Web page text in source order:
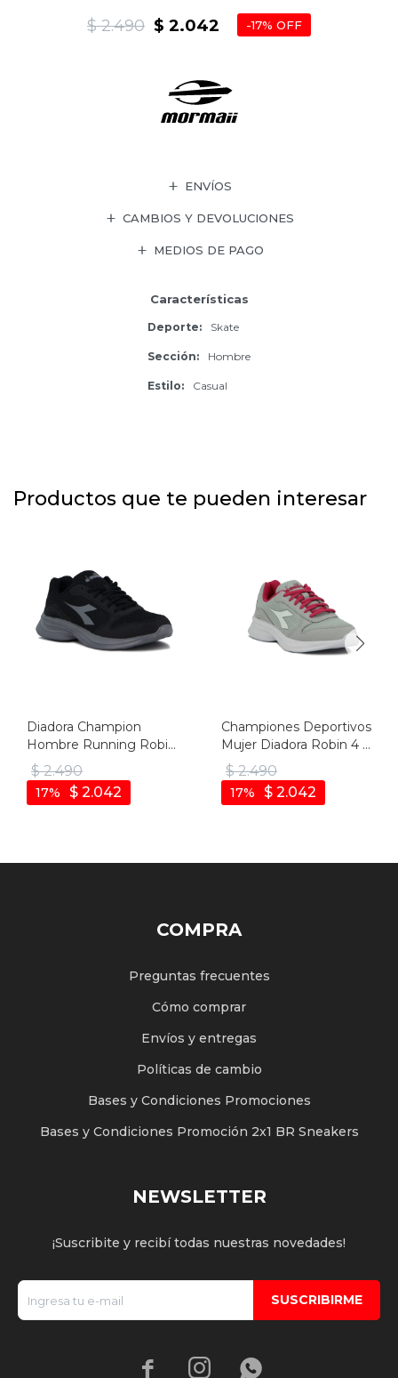
$ 2.042
$ 2.490 17
ENVÍOS
CAMBIOS Y DEVOLUCIONES
MEDIOS DE PAGO
Características
Deporte Skate
Sección Hombre
Estilo Casual
Productos que te pueden interesar
Diadora Champion
Hombre Running Robin
4 - Negro-gris Oscuro
$ 2.490
$ 2.042
17
Championes Deportivos
Mujer Diadora Robin 4 -
Gris-fucsia
$ 2.490
$ 2.042
17
COMPRA
Preguntas frecuentes
Cómo comprar
Envíos y entregas
Políticas de cambio
Bases y Condiciones Promociones
Bases y Condiciones Promoción 2x1 BR Sneakers
NEWSLETTER
¡Suscribite y recibí todas nuestras novedades!
SUSCRIBIRME
  